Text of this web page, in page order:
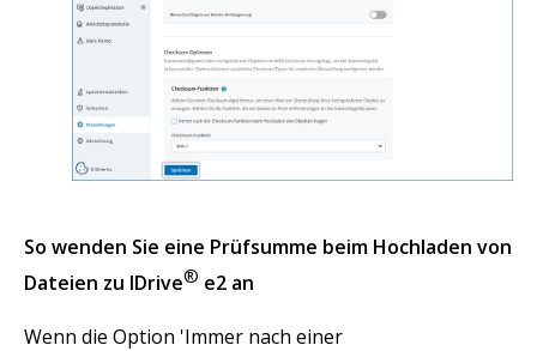
So wenden Sie eine Prüfsumme beim Hochladen von
Dateien zu IDrive® e2 an
Wenn die Option 'Immer nach einer